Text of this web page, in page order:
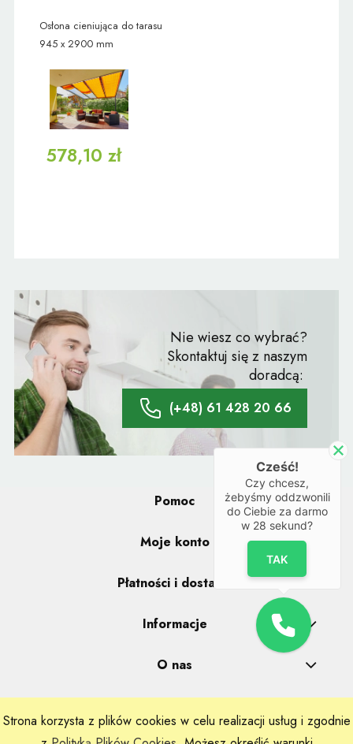
Strona korzysta z plików cookies w celu realizacji usług i zgodnie
Osłona cieniująca do tarasu
945 x 2900 mm
578,10 zł
Nie wiesz co wybrać?
Skontaktuj się z naszym
doradcą:
(+48) 61 428 20 66
Pomoc
Moje konto
Płatności i dostawa
Informacje
O nas
Realizacje: Dpl Agency -Szablony Shoper
Cześć!
Czy chcesz,
żebyśmy oddzwonili
do Ciebie za darmo
w 28 sekund?
TAK